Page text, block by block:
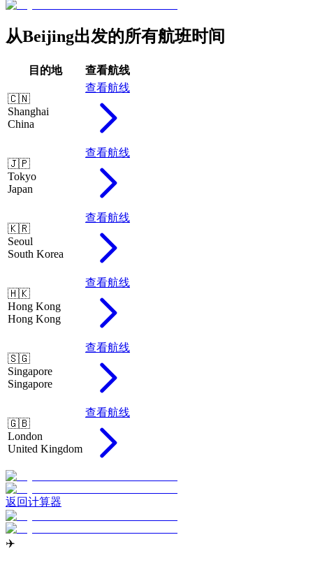
从Beijing出发的所有航班时间
目的地 查看航线
🇨🇳
Shanghai
China
查看航线
🇯🇵
Tokyo
Japan
查看航线
🇰🇷
Seoul
South Korea
查看航线
🇭🇰
Hong Kong
Hong Kong
查看航线
🇸🇬
Singapore
Singapore
查看航线
🇬🇧
London
United Kingdom
查看航线
返回计算器
✈️